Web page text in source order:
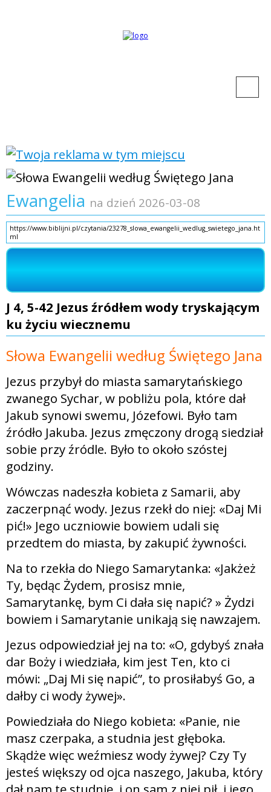
Ewangelia na dzień 2026-03-08
https://www.biblijni.pl/czytania/23278_slowa_ewangelii_wedlug_swietego_jana.ht
ml
J 4, 5-42 Jezus źródłem wody tryskającym
ku życiu wiecznemu
Słowa Ewangelii według Świętego Jana
Jezus przybył do miasta samarytańskiego
zwanego Sychar, w pobliżu pola, które dał
Jakub synowi swemu, Józefowi. Było tam
źródło Jakuba. Jezus zmęczony drogą siedział
sobie przy źródle. Było to około szóstej
godziny.
Wówczas nadeszła kobieta z Samarii, aby
zaczerpnąć wody. Jezus rzekł do niej: «Daj Mi
pić!» Jego uczniowie bowiem udali się
przedtem do miasta, by zakupić żywności.
Na to rzekła do Niego Samarytanka: «Jakżeż
Ty, będąc Żydem, prosisz mnie,
Samarytankę, bym Ci dała się napić? » Żydzi
bowiem i Samarytanie unikają się nawzajem.
Jezus odpowiedział jej na to: «O, gdybyś znała
dar Boży i wiedziała, kim jest Ten, kto ci
mówi: „Daj Mi się napić”, to prosiłabyś Go, a
dałby ci wody żywej».
Powiedziała do Niego kobieta: «Panie, nie
masz czerpaka, a studnia jest głęboka.
Skądże więc weźmiesz wody żywej? Czy Ty
jesteś większy od ojca naszego, Jakuba, który